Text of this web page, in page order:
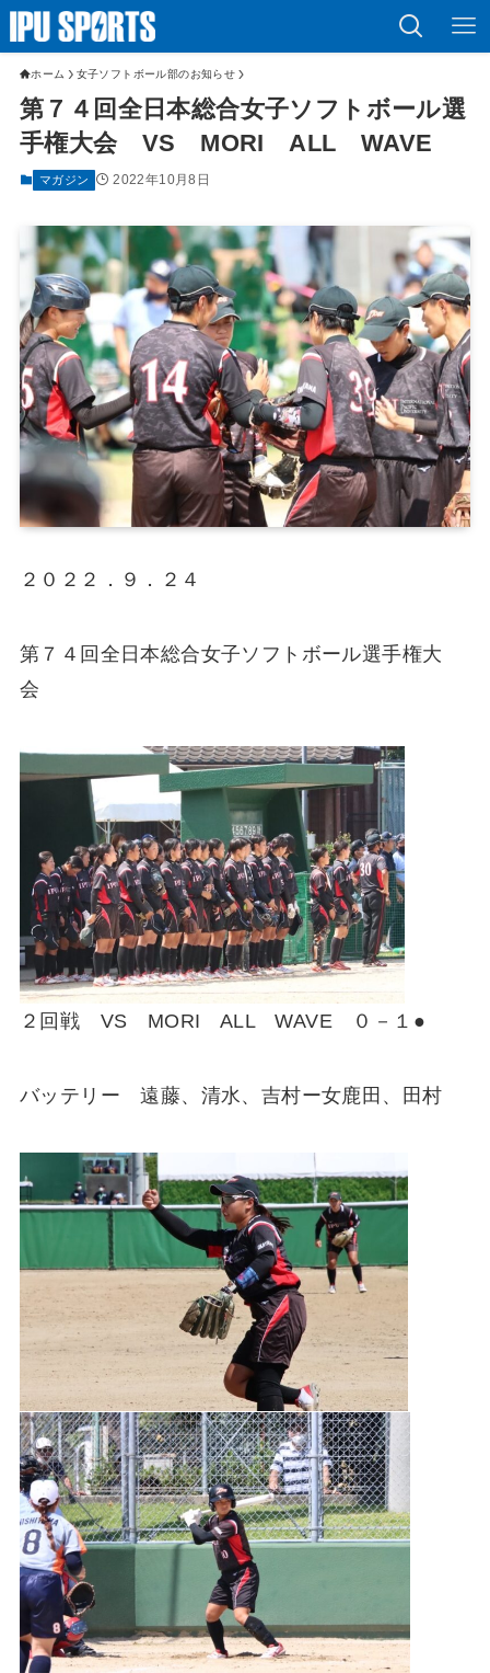
ホーム 女子ソフトボール部のお知らせ
第７４回全日本総合女子ソフトボール選
手権大会 VS MORI ALL WAVE
マガジン 2022年10月8日
２０２２．９．２４
第７４回全日本総合女子ソフトボール選手権大
会
２回戦 VS MORI ALL WAVE ０－１●
バッテリー 遠藤、清水、吉村ー女鹿田、田村